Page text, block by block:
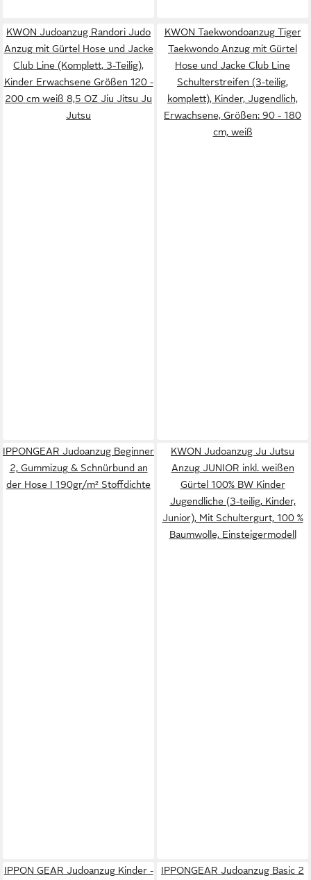
KWON Judoanzug Randori Judo
Anzug mit Gürtel Hose und Jacke
Club Line (Komplett, 3-Teilig),
Kinder Erwachsene Größen 120 -
200 cm weiß 8,5 OZ Jiu Jitsu Ju
Jutsu
KWON Taekwondoanzug Tiger
Taekwondo Anzug mit Gürtel
Hose und Jacke Club Line
Schulterstreifen (3-teilig,
komplett), Kinder, Jugendlich,
Erwachsene, Größen: 90 - 180
cm, weiß
IPPONGEAR Judoanzug Beginner
2, Gummizug & Schnürbund an
der Hose I 190gr/m² Stoffdichte
KWON Judoanzug Ju Jutsu
Anzug JUNIOR inkl. weißen
Gürtel 100% BW Kinder
Jugendliche (3-teilig, Kinder,
Junior), Mit Schultergurt, 100 %
Baumwolle, Einsteigermodell
IPPON GEAR Judoanzug Kinder -
IPPONGEAR Judoanzug Basic 2